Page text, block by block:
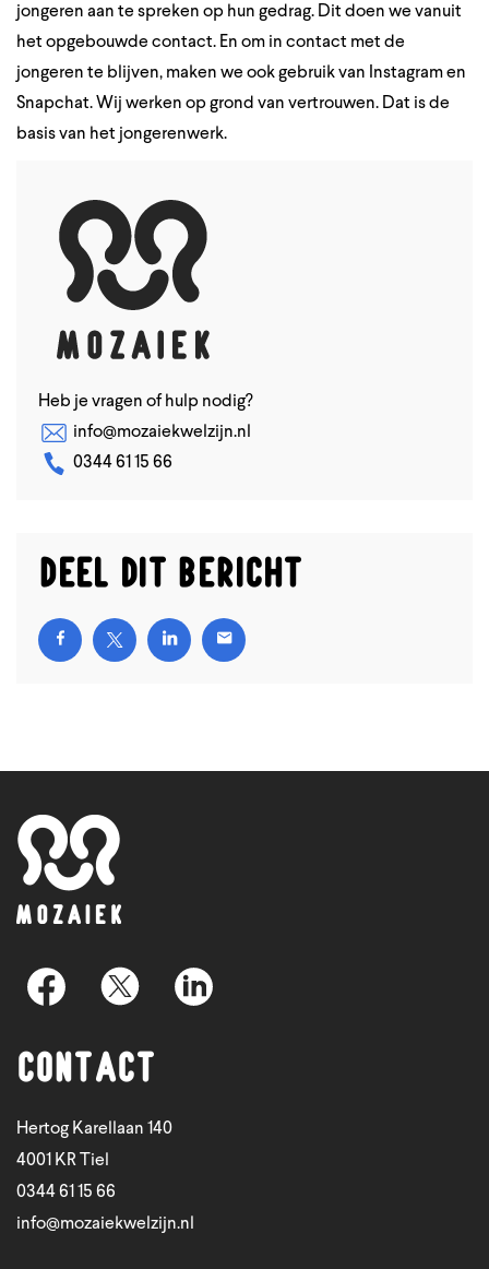
jongeren aan te spreken op hun gedrag. Dit doen we vanuit
het opgebouwde contact. En om in contact met de
jongeren te blijven, maken we ook gebruik van Instagram en
Snapchat. Wij werken op grond van vertrouwen. Dat is de
basis van het jongerenwerk.
Heb je vragen of hulp nodig?
info@mozaiekwelzijn.nl
0344 61 15 66
Deel dit bericht
Contact
Hertog Karellaan 140
4001 KR Tiel
0344 61 15 66
info@mozaiekwelzijn.nl